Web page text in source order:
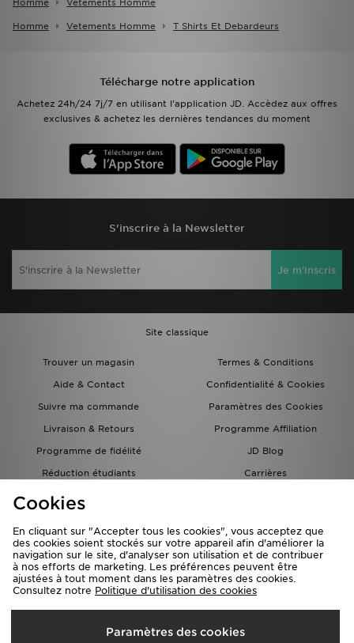
Homme Vetements Homme
Homme Vetements Homme T Shirts Et Debardeurs
Télécharge notre application
Achetez 24h/24 7j/7 en utilisant l'application JD. Accèdez aux offres
exclusives & achetez les dernières tendances du moment
S'inscrire à la Newsletter
Je m'inscris
Site classique
Trouver un magasin
Termes & Conditions
Aide & Contact
Confidentialité & Cookies
Suivre ma commande
Paramètres des Cookies
Livraison & Retours
Programme Affiliation
Programme de fidélité
JD Blog
Réduction étudiants
Carrières
Carte Cadeau
Livraison Vers
France
Cookies
En cliquant sur "Accepter tous les cookies", vous acceptez que
des cookies soient stockés sur votre appareil afin d'améliorer la
navigation sur le site, d'analyser son utilisation et de contribuer
à nos efforts de marketing. Les préférences peuvent être
ajustées à tout moment dans les paramètres des cookies.
Consultez notre Politique d'utilisation des cookies
Paramètres des cookies